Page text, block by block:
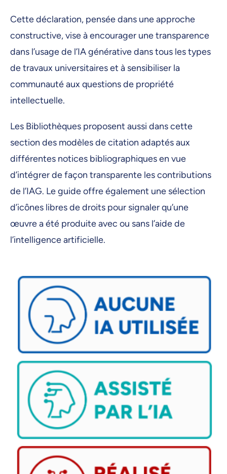
Cette déclaration, pensée dans une approche
constructive, vise à encourager une transparence
dans l’usage de l’IA générative dans tous les types
de travaux universitaires et à sensibiliser la
communauté aux questions de propriété
intellectuelle.
Les Bibliothèques proposent aussi dans cette
section des modèles de citation adaptés aux
différentes notices bibliographiques en vue
d’intégrer de façon transparente les contributions
de l’IAG. Le guide offre également une sélection
d’icônes libres de droits pour signaler qu’une
œuvre a été produite avec ou sans l’aide de
l’intelligence artificielle.